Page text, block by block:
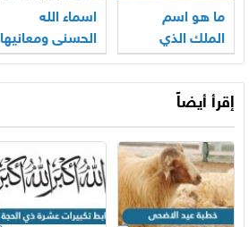
ما هو اسم
الملك الذي
يقف خازنا على
جهنم
اسماء الله
الحسنى ومعانيها
إقرأ أيضاً